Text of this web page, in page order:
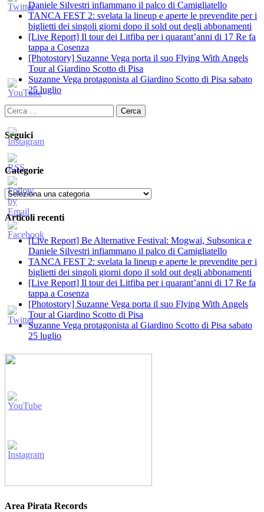
Daniele Silvestri infiammano il palco di Camigliatello
TANCA FEST 2: svelata la lineup e aperte le prevendite per i
biglietti dei singoli giorni dopo il sold out degli abbonamenti
[Live Report] Il tour dei Litfiba per i quarant’anni di 17 Re fa
tappa a Cosenza
[Photostory] Suzanne Vega porta il suo Flying With Angels
Tour al Giardino Scotto di Pisa
Suzanne Vega protagonista al Giardino Scotto di Pisa sabato
25 luglio
Ricerca
per:
Seguici
Categorie
Categorie
Articoli recenti
[Live Report] Be Alternative Festival: Mogwai, Subsonica e
Daniele Silvestri infiammano il palco di Camigliatello
TANCA FEST 2: svelata la lineup e aperte le prevendite per i
biglietti dei singoli giorni dopo il sold out degli abbonamenti
[Live Report] Il tour dei Litfiba per i quarant’anni di 17 Re fa
tappa a Cosenza
[Photostory] Suzanne Vega porta il suo Flying With Angels
Tour al Giardino Scotto di Pisa
Suzanne Vega protagonista al Giardino Scotto di Pisa sabato
25 luglio
Area Pirata Records